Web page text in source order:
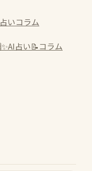
いコラム
✨AI占い📝コラム